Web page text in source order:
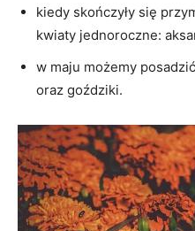
kiedy skończyły się
kwiaty jednoroczne:
w maju możemy
oraz goździki.